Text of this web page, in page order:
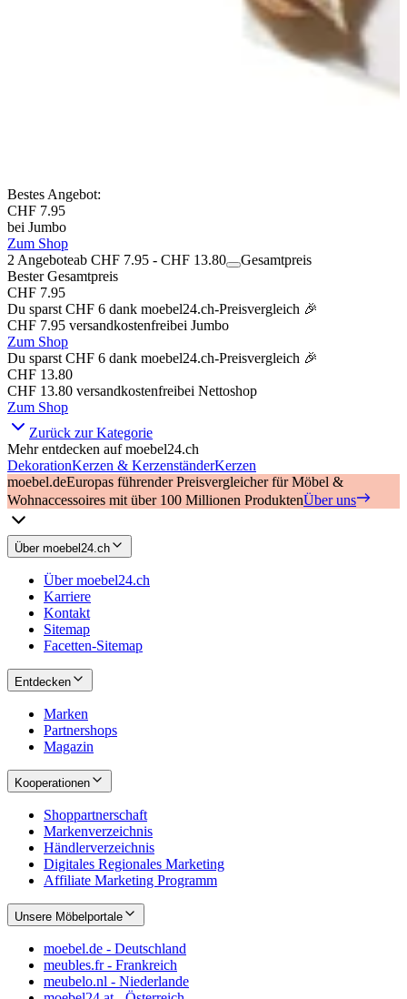
Bestes Angebot:
CHF 7.95
bei Jumbo
Zum Shop
2 Angeboteab CHF 7.95 - CHF 13.80
Gesamtpreis
Bester Gesamtpreis
CHF 7.95
Du sparst CHF 6 dank moebel24.ch-Preisvergleich 🎉
CHF 7.95 versandkostenfreibei Jumbo
Zum Shop
Du sparst CHF 6 dank moebel24.ch-Preisvergleich 🎉
CHF 13.80
CHF 13.80 versandkostenfreibei Nettoshop
Zum Shop
Zurück zur Kategorie
Mehr entdecken auf moebel24.ch
DekorationKerzen & KerzenständerKerzen
moebel.deEuropas führender Preisvergleicher für Möbel &
Wohnaccessoires mit über 100 Millionen ProduktenÜber uns
Über moebel24.ch
Über moebel24.ch
Karriere
Kontakt
Sitemap
Facetten-Sitemap
Entdecken
Marken
Partnershops
Magazin
Kooperationen
Shoppartnerschaft
Markenverzeichnis
Händlerverzeichnis
Digitales Regionales Marketing
Affiliate Marketing Programm
Unsere Möbelportale
moebel.de - Deutschland
meubles.fr - Frankreich
meubelo.nl - Niederlande